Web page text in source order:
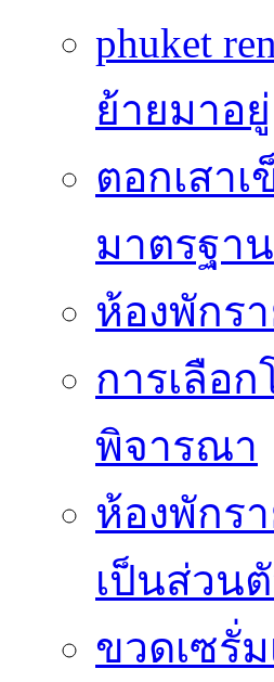
phuket
ย้ายมาอยู่
ตอกเสา
มาตรฐาน
ห้องพักร
การเลือ
พิจารณา
ห้องพักร
เป็นส่วน
ขวดเซรั่